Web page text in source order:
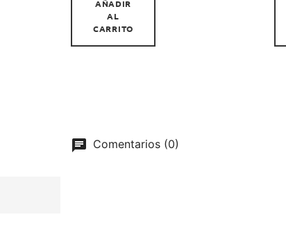
AÑADIR
AL
CARRITO
Comentarios (0)